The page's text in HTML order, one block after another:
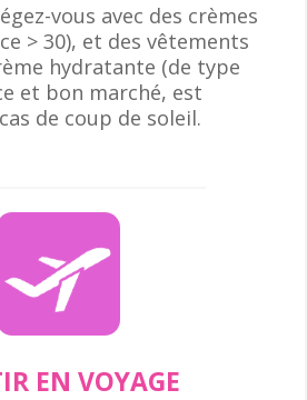
EN VOYAGE
vous avec des crèmes
> 30), et des vêtements
hydratante (de type
et bon marché, est
de coup de soleil.